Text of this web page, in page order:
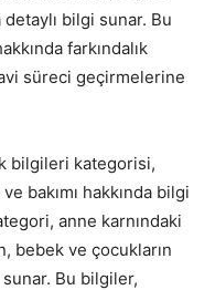
bilgi sunar. Bu
farkındalık
süreci geçirmelerine
bilgileri kategorisi,
bakımı hakkında bilgi
anne karnındaki
bebek ve çocukların
sunar. Bu bilgiler,